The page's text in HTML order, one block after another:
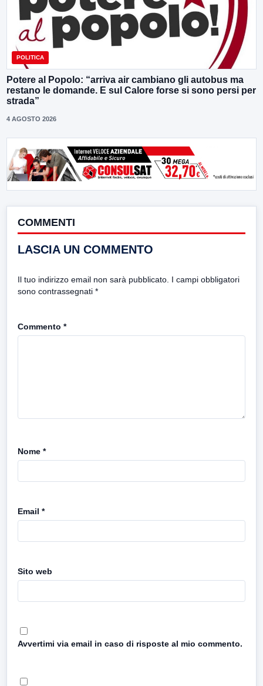
POLITICA
Potere al Popolo: “arriva air cambiano gli autobus ma
restano le domande. E sul Calore forse si sono persi per
strada”
4 AGOSTO 2026
COMMENTI
LASCIA UN COMMENTO
Il tuo indirizzo email non sarà pubblicato. I campi obbligatori
sono contrassegnati *
Commento *
Nome *
Email *
Sito web
Avvertimi via email in caso di risposte al mio commento.